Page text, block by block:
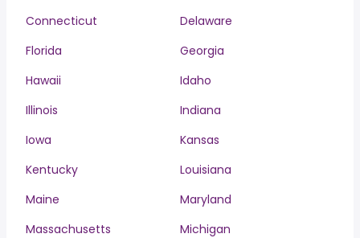
Connecticut
Delaware
Florida
Georgia
Hawaii
Idaho
Illinois
Indiana
Iowa
Kansas
Kentucky
Louisiana
Maine
Maryland
Massachusetts
Michigan